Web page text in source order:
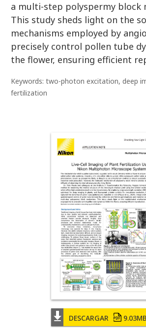
DESCARGAR 9.03MB
a multi-step polyspermy block
This study sheds light on the
mechanisms employed by
precisely control pollen tube
the flower, ensuring efficient
Keywords: two-photon excitation, deep
fertilization